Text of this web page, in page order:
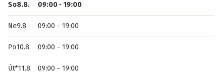
So8.8. 09:00 - 19:00
Ne9.8. 09:00 - 19:00
Po10.8. 09:00 - 19:00
Út*11.8. 09:00 - 19:00